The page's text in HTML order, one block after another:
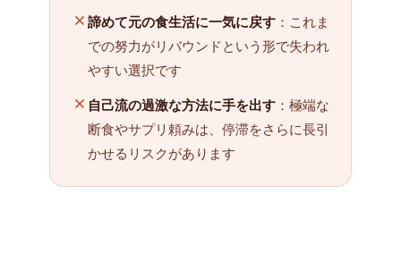
諦めて元の食生活に一気に戻す ：これま
での努力がリバウンドという形で失われ
やすい選択です
自己流の過激な方法に手を出す ：極端な
断食やサプリ頼みは、停滞をさらに長引
かせるリスクがあります